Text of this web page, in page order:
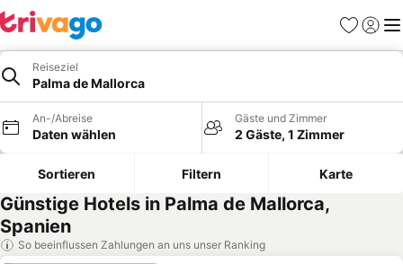
Favoriten
Reiseziel
Palma de Mallorca
An-/Abreise
Daten wählen
Gäste und Zimmer
2 Gäste, 1 Zimmer
Sortieren Filtern Karte
Günstige Hotels in Palma de Mallorca,
Spanien
So beeinflussen Zahlungen an uns unser Ranking